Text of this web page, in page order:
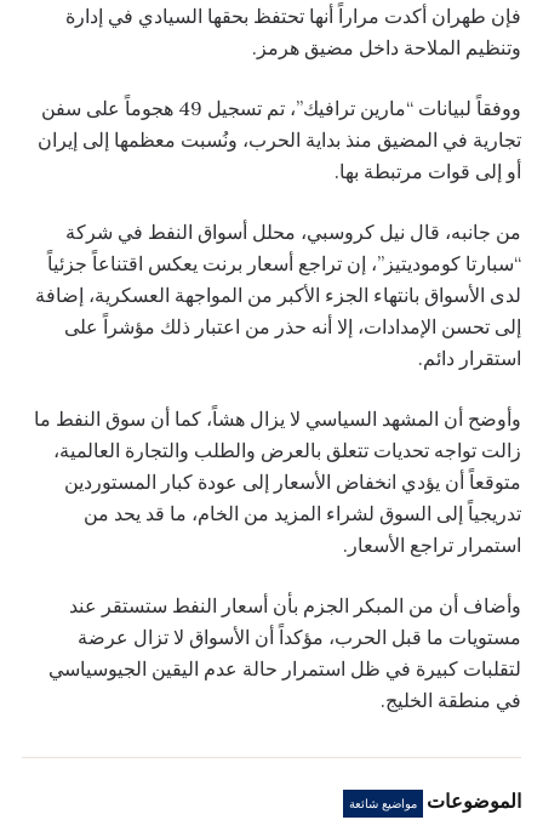
فإن طهران أكدت مراراً أنها تحتفظ بحقها السيادي في إدارة
وتنظيم الملاحة داخل مضيق هرمز.
ووفقاً لبيانات “مارين ترافيك”، تم تسجيل 49 هجوماً على سفن
تجارية في المضيق منذ بداية الحرب، ونُسبت معظمها إلى إيران
أو إلى قوات مرتبطة بها.
من جانبه، قال نيل كروسبي، محلل أسواق النفط في شركة
“سبارتا كوموديتيز”، إن تراجع أسعار برنت يعكس اقتناعاً جزئياً
لدى الأسواق بانتهاء الجزء الأكبر من المواجهة العسكرية، إضافة
إلى تحسن الإمدادات، إلا أنه حذر من اعتبار ذلك مؤشراً على
استقرار دائم.
وأوضح أن المشهد السياسي لا يزال هشاً، كما أن سوق النفط ما
زالت تواجه تحديات تتعلق بالعرض والطلب والتجارة العالمية،
متوقعاً أن يؤدي انخفاض الأسعار إلى عودة كبار المستوردين
تدريجياً إلى السوق لشراء المزيد من الخام، ما قد يحد من
استمرار تراجع الأسعار.
وأضاف أن من المبكر الجزم بأن أسعار النفط ستستقر عند
مستويات ما قبل الحرب، مؤكداً أن الأسواق لا تزال عرضة
لتقلبات كبيرة في ظل استمرار حالة عدم اليقين الجيوسياسي
في منطقة الخليج.
الموضوعات مواضيع شائعة